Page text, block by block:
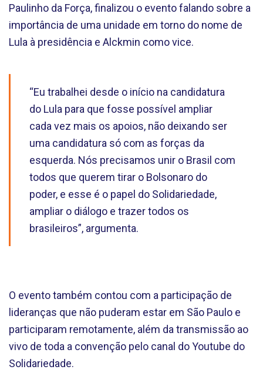
Paulinho da Força, finalizou o evento falando sobre a
importância de uma unidade em torno do nome de
Lula à presidência e Alckmin como vice.
“Eu trabalhei desde o início na candidatura
do Lula para que fosse possível ampliar
cada vez mais os apoios, não deixando ser
uma candidatura só com as forças da
esquerda. Nós precisamos unir o Brasil com
todos que querem tirar o Bolsonaro do
poder, e esse é o papel do Solidariedade,
ampliar o diálogo e trazer todos os
brasileiros”, argumenta.
O evento também contou com a participação de
lideranças que não puderam estar em São Paulo e
participaram remotamente, além da transmissão ao
vivo de toda a convenção pelo canal do Youtube do
Solidariedade.